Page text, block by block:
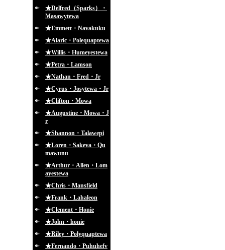
★Delfred（Sparks）・
Masawytewa
★Emmett・Navakuku
★Alaric・Polequaptewa
★Willis・Humeyestewa
★Petra・Lamson
★Nathan・Fred・Jr
★Cyrus・Josytewa・Jr
★Clifton・Mowa
★Augustine・Mowa・J
r
★Shannon・Talawepi
★Loren・Sakeva・Qu
mawunu
★Arthur・Allen・Lom
ayestewa
★Chris・Mansfield
★Frank・Lahaleon
★Clement・Honie
★John・honie
★Riley・Polyquaptewa
★Fernando・Puhuhefv